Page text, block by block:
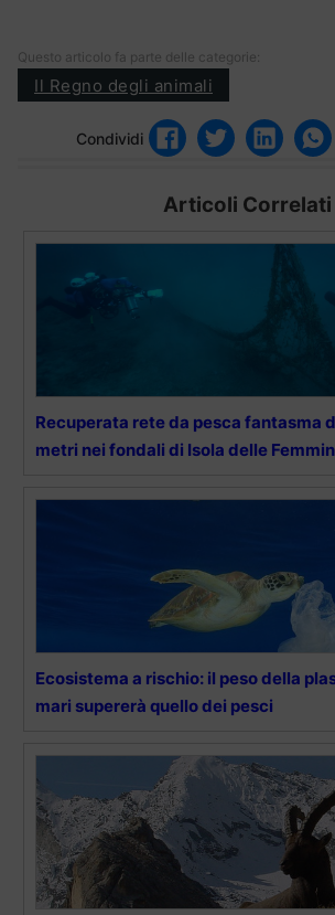
Questo articolo fa parte delle categorie:
Il Regno degli animali
Condividi
Articoli Correlati
Recuperata rete da pesca fantasma
metri nei fondali di Isola delle
Ecosistema a rischio: il peso della
mari supererà quello dei pesci